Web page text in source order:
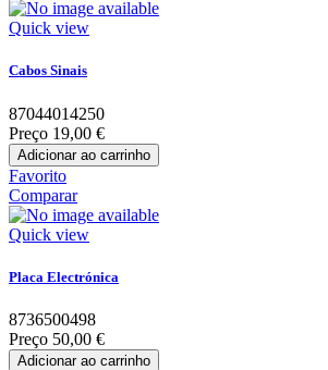
Quick view
Cabos Sinais
87044014250
Preço 19,00 €
Adicionar ao carrinho
Favorito
Comparar
Quick view
Placa Electrónica
8736500498
Preço 50,00 €
Adicionar ao carrinho